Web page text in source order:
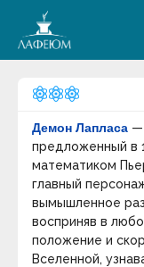
Демон Лапласа —
предложенный в
математиком
главный
вымышленное
восприняв в
положение и
Вселенной,